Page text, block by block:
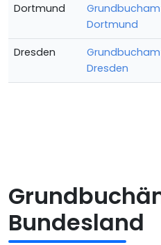
Dortmund
Dortmund
Dresden
Dresden
Bundesland